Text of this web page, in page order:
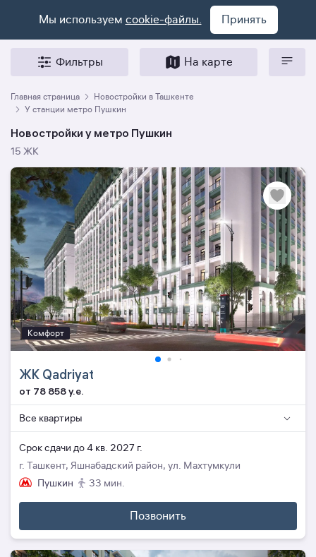
Мы используем cookie-файлы. Принять
Фильтры На карте
Главная страница
Новостройки в Ташкенте
У станции метро Пушкин
Новостройки у метро Пушкин
15 ЖК
Комфорт
ЖК Qadriyat
от 78 858 y.e.
Все квартиры
Cрок сдачи до 4 кв. 2027 г.
г. Ташкент, Яшнабадский район, ул. Махтумкули
Пушкин
33 мин.
Позвонить